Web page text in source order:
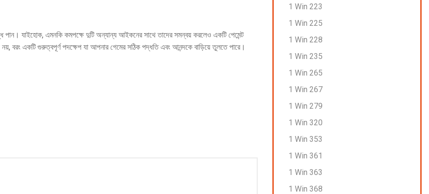
যাইহোক, এমনকি কমপক্ষে দুটি অন্যান্য আইকনের সাথে তাদের সমন্বয় করলেও একটি পেমেন্ট
বরং একটি গুরুত্বপূর্ণ পদক্ষেপ যা আপনার গেমের সঠিক পদ্ধতি এবং আনন্দকে বাড়িয়ে তুলতে পারে।
1 Win 223
1 Win 225
1 Win 228
1 Win 235
1 Win 265
1 Win 267
1 Win 279
1 Win 320
1 Win 353
1 Win 361
1 Win 363
1 Win 368